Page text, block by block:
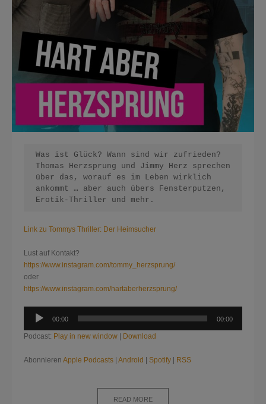
Was ist Glück? Wann sind wir zufrieden?
Thomas Herzsprung und Jimmy Herz sprechen
über das, worauf es im Leben wirklich
ankommt … aber auch übers Fensterputzen,
Erotik-Thriller und mehr.
Link zu Tommys Thriller: Der Heimsucher
Lust auf Kontakt?
https://www.instagram.com/tommy_herzsprung/
oder
https://www.instagram.com/hartaberherzsprung/
Audio-
00:00 00:00
Podcast: Play in new window Download
Abonnieren Apple Podcasts Android Spotify RSS
READ MORE